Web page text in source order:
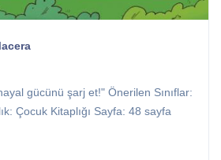
gücünü şarj et!" Önerilen Sınıflar:
Çocuk Kitaplığı Sayfa: 48 sayfa